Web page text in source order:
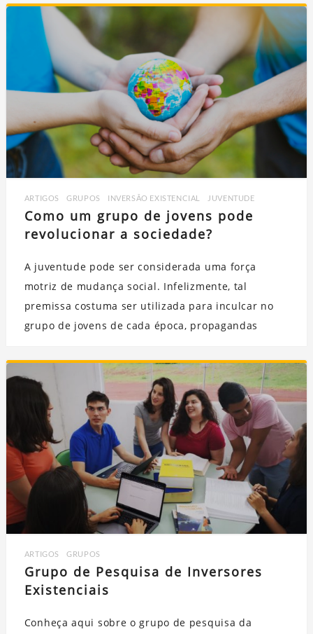
ARTIGOS ,GRUPOS INVERSÃO EXISTENCIAL JUVENTUDE
Como um grupo de jovens pode
revolucionar a sociedade?
A juventude pode ser considerada uma força
motriz de mudança social. Infelizmente, tal
premissa costuma ser utilizada para inculcar no
grupo de jovens de cada época, propagandas
ARTIGOS ,GRUPOS
Grupo de Pesquisa de Inversores
Existenciais
Conheça aqui sobre o grupo de pesquisa da